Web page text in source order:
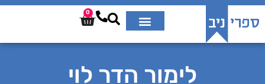
0
לימור הדר לוי